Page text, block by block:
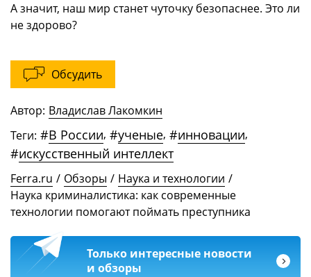
А значит, наш мир станет чуточку безопаснее. Это ли
не здорово?
Обсудить
Автор: Владислав Лакомкин
Теги: #В России, #ученые, #инновации,
#искусственный интеллект
Ferra.ru / Обзоры / Наука и технологии /
Наука криминалистика: как современные
технологии помогают поймать преступника
Только интересные новости
и обзоры